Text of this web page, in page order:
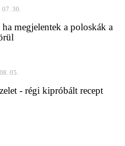
30.
megjelentek a poloskák a
05.
- régi kipróbált recept